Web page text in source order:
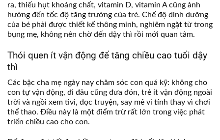
ra, thiếu hụt khoáng chất, vitamin D, vitamin A cũng ảnh
hưởng đến tốc độ tăng trưởng của trẻ. Chế độ dinh dưỡng
của bé phải được thiết kế thông minh, nghiêm ngặt từ trong
bụng mẹ, không nên chờ đến dậy thì rồi mới quan tâm.
Thói quen ít vận động để tăng chiều cao tuổi dậy
thì
Các bậc cha mẹ ngày nay chăm sóc con quá kỹ: không cho
con tự vận động, đi đâu cũng đưa đón, trẻ ít vận động ngoài
trời và ngồi xem tivi, đọc truyện, say mê vi tính thay vì chơi
thể thao. Điều này là một điểm trừ rất lớn trong việc phát
triển chiều cao cho con.